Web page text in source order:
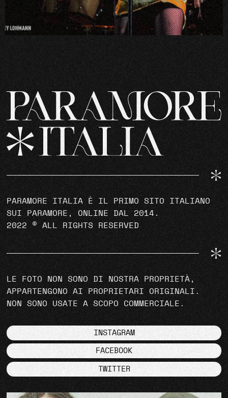
PARAMORE ITALIA È IL PRIMO SITO ITALIANO
SUI PARAMORE, ONLINE DAL 2014.
2022 © ALL RIGHTS RESERVED
LE FOTO NON SONO DI NOSTRA PROPRIETÀ,
APPARTENGONO AI PROPRIETARI ORIGINALI.
NON SONO USATE A SCOPO COMMERCIALE.
INSTAGRAM
FACEBOOK
TWITTER